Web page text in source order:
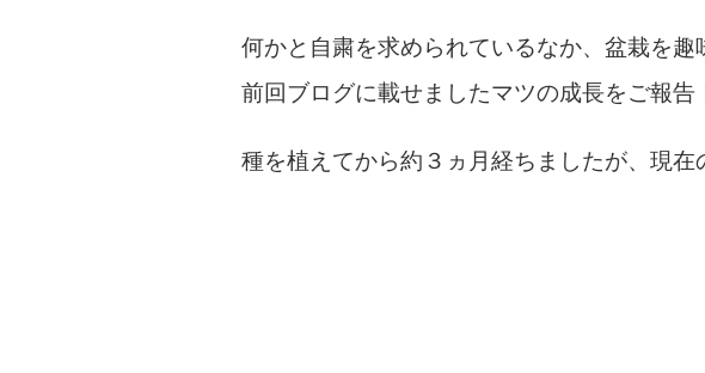
何かと自粛を求められているなか、盆栽を趣
前回ブログに載せましたマツの成長をご報告
種を植えてから約３ヵ月経ちましたが、現在